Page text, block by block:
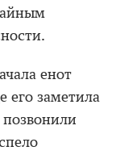
енот
его заметила